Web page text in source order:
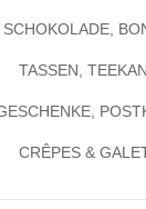
SCHOKOLADE,
TASSEN,
GESCHENKE,
CRÊPES &